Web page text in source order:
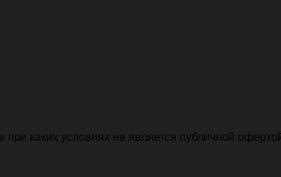
каких условиях не является публичной